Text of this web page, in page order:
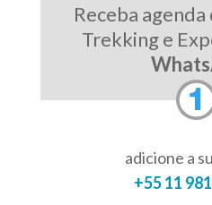
Receba
Trekking e
adicione a
+55 11